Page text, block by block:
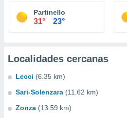
Partinello
31° 23°
Localidades cercanas
Lecci (6.35 km)
Sari-Solenzara (11.62 km)
Zonza (13.59 km)